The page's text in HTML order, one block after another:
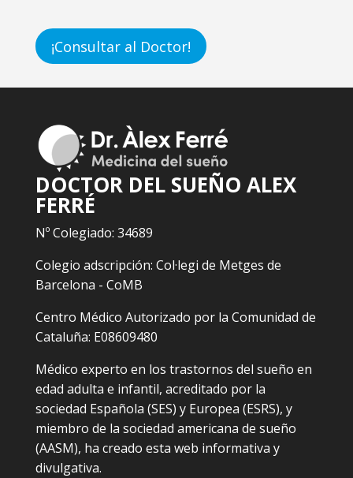
¡Consultar al Doctor!
DOCTOR DEL SUEÑO ALEX
FERRÉ
Nº Colegiado: 34689
Colegio adscripción: Col·legi de Metges de
Barcelona - CoMB
Centro Médico Autorizado por la Comunidad de
Cataluña: E08609480
Médico experto en los trastornos del sueño en
edad adulta e infantil, acreditado por la
sociedad Española (SES) y Europea (ESRS), y
miembro de la sociedad americana de sueño
(AASM), ha creado esta web informativa y
divulgativa.